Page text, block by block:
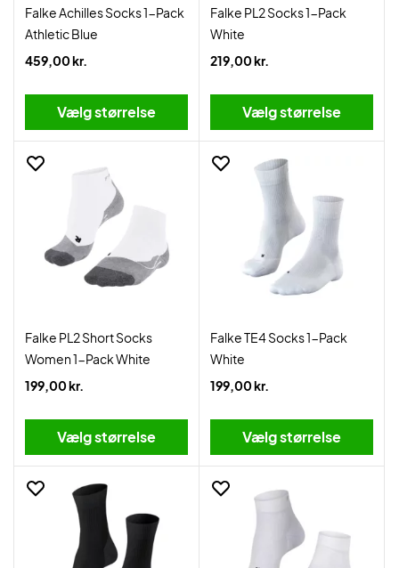
Falke Achilles Socks 1-Pack
Athletic Blue
459,00 kr.
Vælg størrelse
Falke PL2 Socks 1-Pack
White
219,00 kr.
Vælg størrelse
Falke PL2 Short Socks
Women 1-Pack White
199,00 kr.
Vælg størrelse
Falke TE4 Socks 1-Pack
White
199,00 kr.
Vælg størrelse